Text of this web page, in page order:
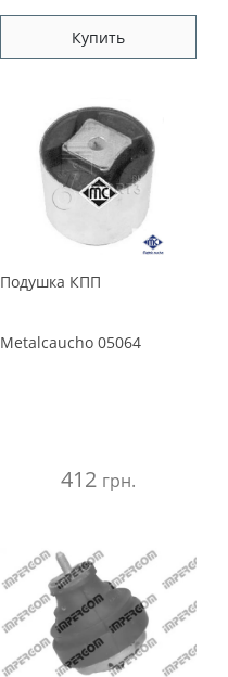
Купить
Подушка КПП
Metalcaucho 05064
412 грн.